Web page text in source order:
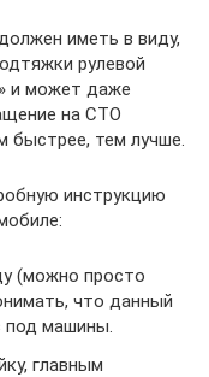
иметь в виду,
рулевой
и может даже
на СТО
быстрее, тем лучше.
инструкцию
(можно просто
что данный
под машины.
главным